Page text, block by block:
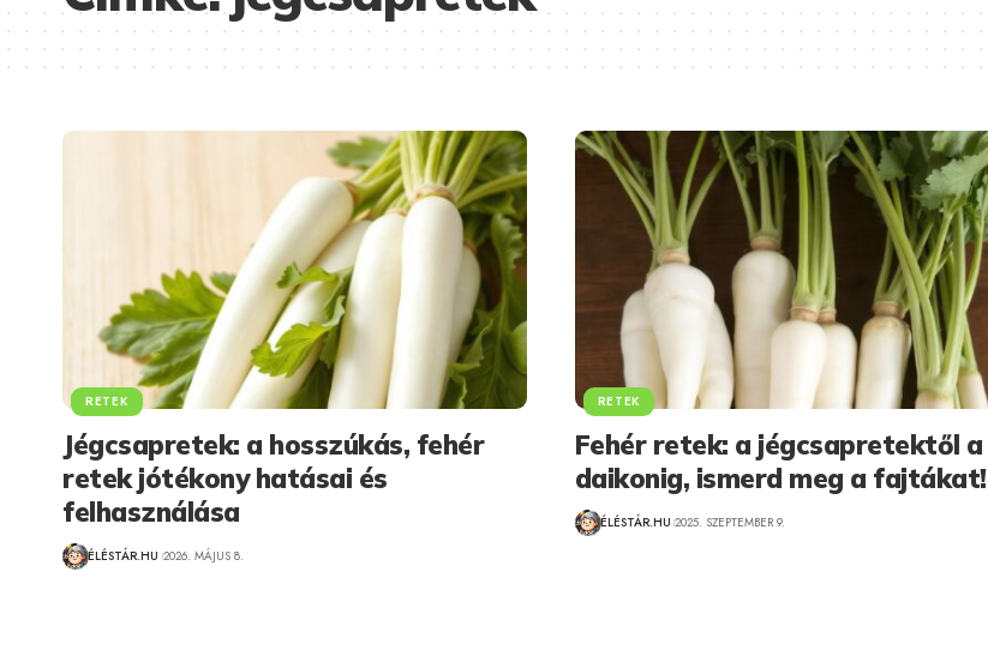
RETEK
Jégcsapretek: a hosszúkás, fehér
retek jótékony hatásai és
felhasználása
ÉLÉSTÁR.HU 2026. MÁJUS 8.
RETEK
Fehér retek: a jégcsapretektől a
daikonig, ismerd meg a fajtákat!
ÉLÉSTÁR.HU 2025. SZEPTEMBER 9.